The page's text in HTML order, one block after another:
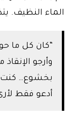
الماء النظيف.
“كان كل ما
وأرجو
بخشوع… كنت
أدعو فقط